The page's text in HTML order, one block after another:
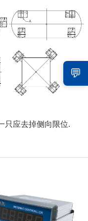
只应去掉侧向限位.
💬